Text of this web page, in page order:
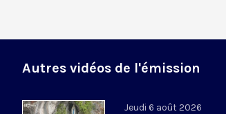
Autres vidéos de l'émission
Jeudi 6 août 2026